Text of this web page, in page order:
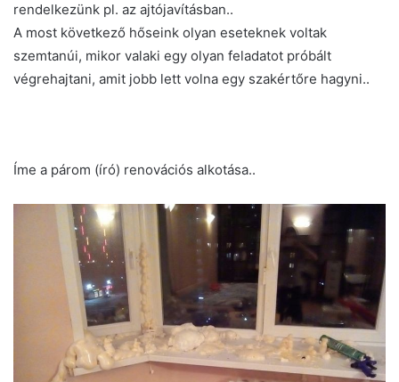
rendelkezünk pl. az ajtójavításban..
A most következő hőseink olyan eseteknek voltak
szemtanúi, mikor valaki egy olyan feladatot próbált
végrehajtani, amit jobb lett volna egy szakértőre hagyni..
Íme a párom (író) renovációs alkotása..